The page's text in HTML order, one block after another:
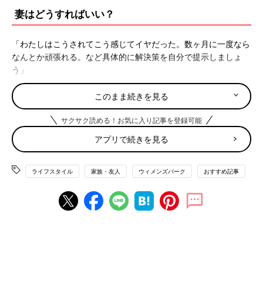
妻はどうすればいい？
「わたしはこうされてこう感じてイヤだった。数ヶ月に一度なら
なんとか頑張れる。など具体的に解決策を自分で提示しましょ
う」
「苦手なのはしょうがないですよ。夫の親は自分にとってみた
ら、職場の上司みたいなものですよ。どんないい人でも、気を使
う。会うとなると身だしなみにも、もてなしにも気を使う。会え
ば、どっと疲れます」
分の予定が狂うとか、そういったことをきちんと理由として挙げ
「離婚はしないと決めているなら現状維持のみ。ただいつでも離
このまま続きを見る
サクサク読める！お気に入り記事を登録可能
アプリで続きを見る
ライフスタイル 家族・友人 ウィメンズパーク おすすめ記事